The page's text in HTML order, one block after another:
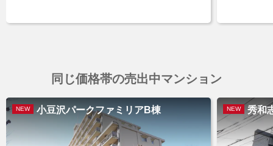
同じ価格帯の売出中マンション
NEW 小豆沢パークファミリアB棟 NEW 秀和